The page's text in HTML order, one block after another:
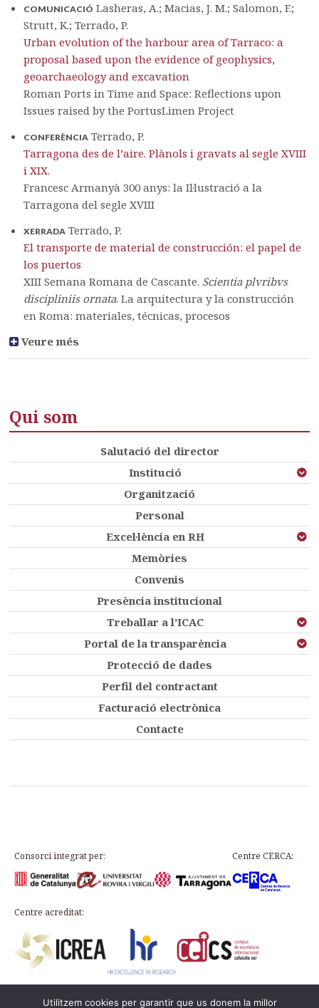
COMUNICACIÓ Lasheras, A.; Macias, J. M.; Salomon, F.;
Strutt, K.; Terrado, P.
Urban evolution of the harbour area of Tarraco: a
proposal based upon the evidence of geophysics,
geoarchaeology and excavation
Roman Ports in Time and Space: Reflections upon
Issues raised by the PortusLimen Project
CONFERÈNCIA Terrado, P.
Tarragona des de l’aire. Plànols i gravats al segle XVIII
i XIX.
Francesc Armanyà 300 anys: la Il·lustració a la
Tarragona del segle XVIII
XERRADA Terrado, P.
El transporte de material de construcción: el papel de
los puertos
XIII Semana Romana de Cascante. Scientia plvribvs
discipliniis ornata. La arquitectura y la construcción
en Roma: materiales, técnicas, procesos
Veure més
Qui som
Salutació del director
Institució
Organització
Personal
Excel·lència en RH
Memòries
Convenis
Presència institucional
Treballar a l’ICAC
Portal de la transparència
Protecció de dades
Perfil del contractant
Facturació electrònica
Contacte
Consorci integrat per: Centre CERCA:
Centre acreditat:
Plaça d’en Rovellat, s/n, 43003 Tarragona
Utilitzem cookies per garantir que us donem la millor